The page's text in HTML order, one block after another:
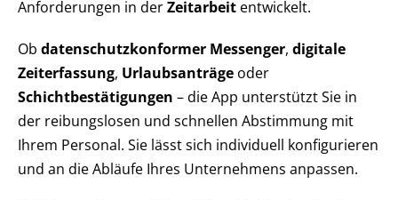
Anforderungen in derZeitarbeit entwickelt.
Ob datenschutzkonformer Messenger, digitale
Zeiterfassung, Urlaubsanträge oder
Schichtbestätigungen – die App unterstützt Sie in
der reibungslosen und schnellen Abstimmung mit
Ihrem Personal. Sie lässt sich individuell konfigurieren
und an die Abläufe Ihres Unternehmens anpassen.